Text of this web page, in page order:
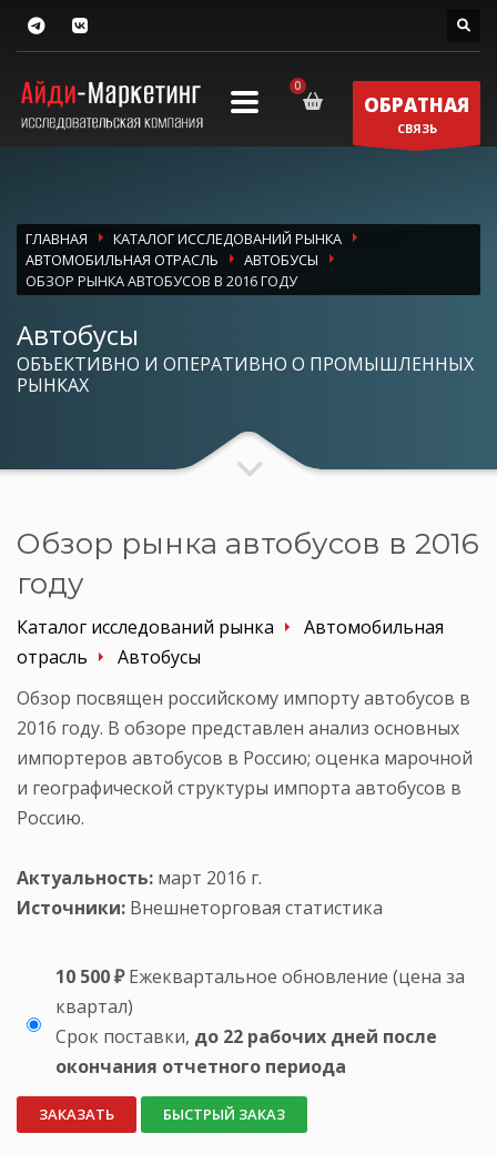
ОБРАТНАЯ
СВЯЗЬ
ГЛАВНАЯ
КАТАЛОГ ИССЛЕДОВАНИЙ РЫНКА
АВТОМОБИЛЬНАЯ ОТРАСЛЬ
АВТОБУСЫ
ОБЗОР РЫНКА АВТОБУСОВ В 2016 ГОДУ
Автобусы
ОБЪЕКТИВНО И ОПЕРАТИВНО О ПРОМЫШЛЕННЫХ
РЫНКАХ
Обзор рынка автобусов в 2016
году
Каталог исследований рынка
Автомобильная
отрасль
Автобусы
Обзор посвящен российскому импорту автобусов в
2016 году. В обзоре представлен анализ основных
импортеров автобусов в Россию; оценка марочной
и географической структуры импорта автобусов в
Россию.
Актуальность: март 2016 г.
Источники: Внешнеторговая статистика
10 500 ₽ Ежеквартальное обновление (цена за
квартал)
Срок поставки, до 22 рабочих дней после
окончания отчетного периода
ЗАКАЗАТЬ БЫСТРЫЙ ЗАКАЗ